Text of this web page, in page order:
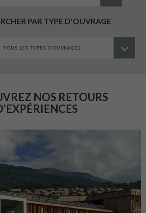
PAR TYPE D'OUVRAGE
NOS RETOURS